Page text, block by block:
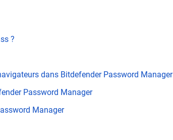
?
dans Bitdefender Password Manager
Password Manager
Manager